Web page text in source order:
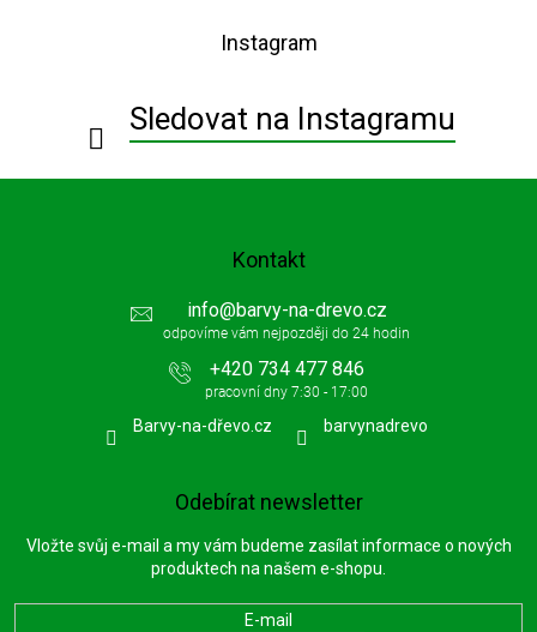
Instagram
Sledovat na Instagramu
Kontakt
info@barvy-na-drevo.cz
+420 734 477 846
Barvy-na-dřevo.cz barvynadrevo
Odebírat newsletter
Vložte svůj e-mail a my vám budeme zasílat informace o nových
produktech na našem e-shopu.
E-mail